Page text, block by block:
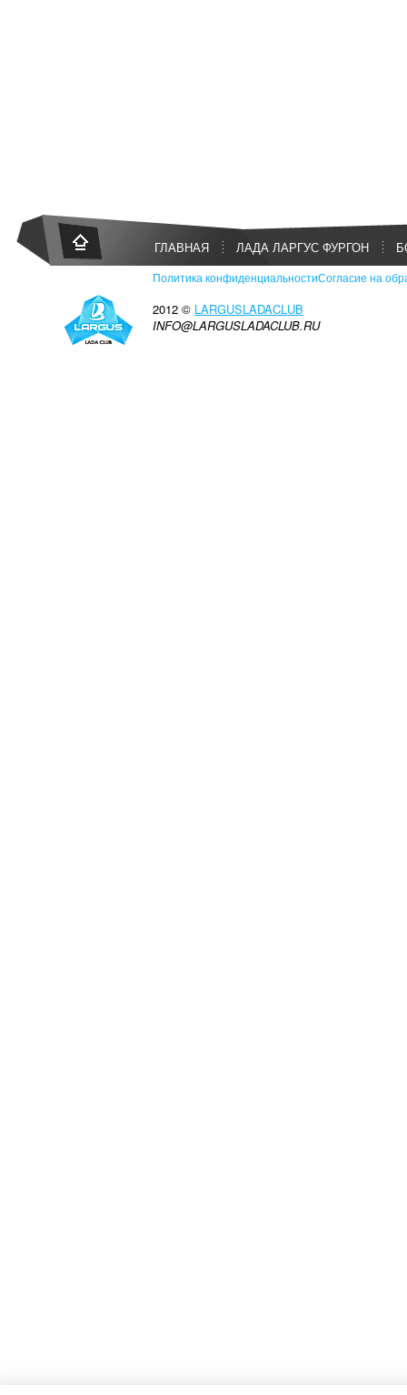
ГЛАВНАЯ ЛАДА ЛАРГУС ФУРГОН
Политика конфиденциальностиСогласие на
2012 © LARGUSLADACLUB
INFO@LARGUSLADACLUB.RU